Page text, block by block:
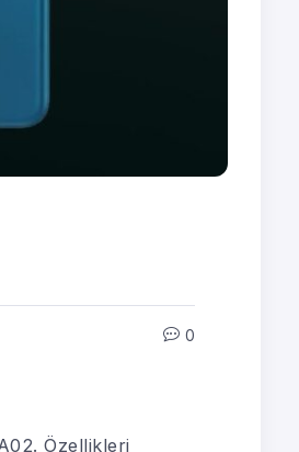
0
Özellikleri